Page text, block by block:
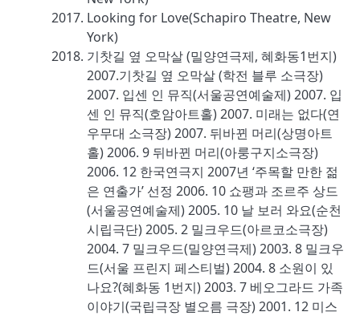
Looking for Love(Schapiro Theatre, New
York)
기찻길 옆 오막살 (밀양연극제, 혜화동1번지)
2007.기찻길 옆 오막살 (학전 블루 소극장)
2007. 입센 인 뮤직(서울공연예술제) 2007. 입
센 인 뮤직(호암아트홀) 2007. 미래는 없다(연
우무대 소극장) 2007. 뒤바뀐 머리(상명아트
홀) 2006. 9 뒤바뀐 머리(아룽구지소극장)
2006. 12 한국연극지 2007년 ‘주목할 만한 젊
은 연출가’ 선정 2006. 10 쇼팽과 조르주 상드
(서울공연예술제) 2005. 10 날 보러 와요(순천
시립극단) 2005. 2 밀크우드(아르코소극장)
2004. 7 밀크우드(밀양연극제) 2003. 8 밀크우
드(서울 프린지 페스티벌) 2004. 8 소원이 있
나요?(혜화동 1번지) 2003. 7 베오그라드 가족
이야기(국립극장 별오름 극장) 2001. 12 미스